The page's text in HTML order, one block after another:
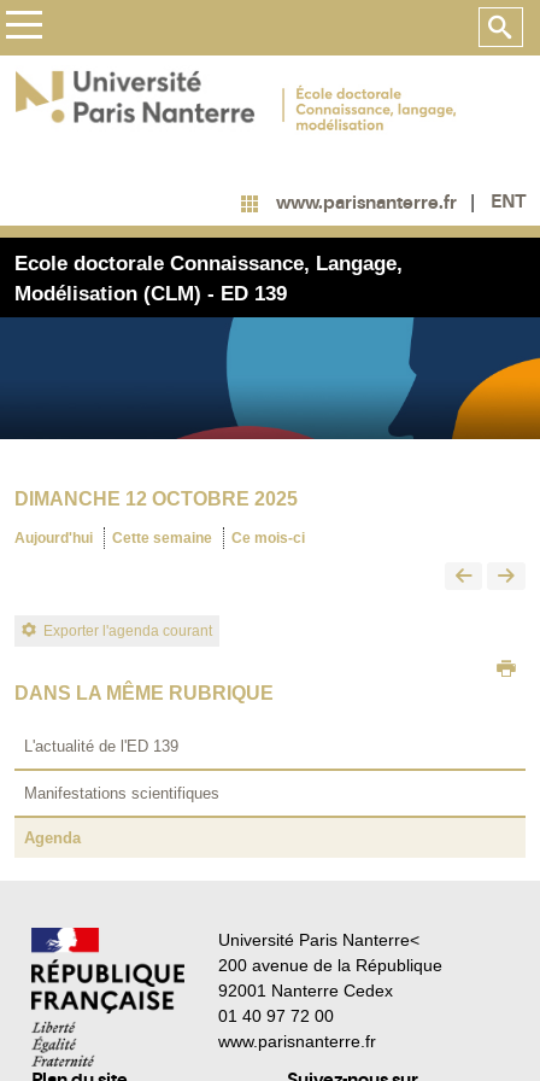
www.parisnanterre.fr ENT
Ecole doctorale Connaissance, Langage,
Modélisation (CLM) - ED 139
DIMANCHE 12 OCTOBRE 2025
Aujourd'hui Cette semaine Ce mois-ci
Exporter l'agenda courant
DANS LA MÊME RUBRIQUE
L'actualité de l'ED 139
Manifestations scientifiques
Agenda
Université Paris Nanterre<
200 avenue de la République
92001 Nanterre Cedex
01 40 97 72 00
www.parisnanterre.fr